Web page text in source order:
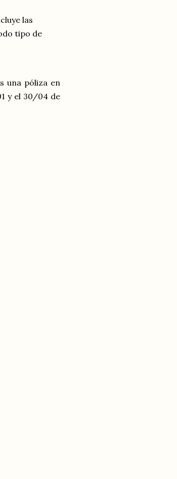
las
tipo de
una póliza en
y el 30/04 de